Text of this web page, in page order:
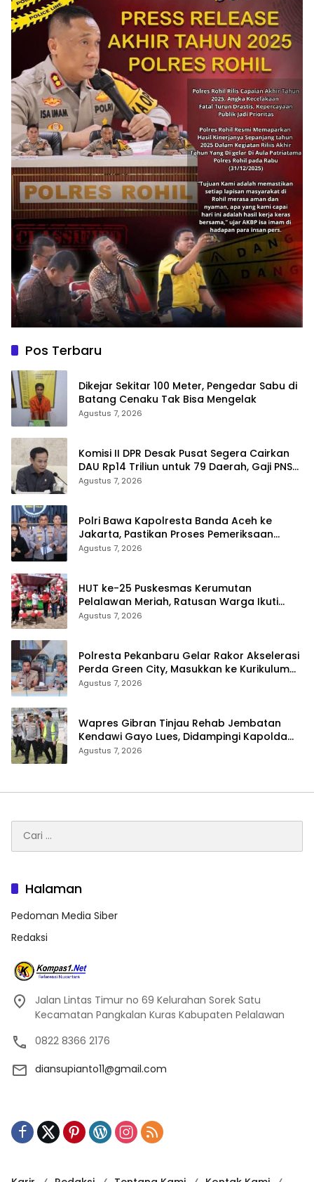
Pos Terbaru
Dikejar Sekitar 100 Meter, Pengedar Sabu di
Agustus 7, 2026
Komisi II DPR Desak Pusat Segera Cairkan
DAU Rp14 Triliun untuk 79 Daerah, Gaji PNS
Terancam Telat
Agustus 7, 2026
Polri Bawa Kapolresta Banda Aceh ke
Jakarta, Pastikan Proses Pemeriksaan
Profesional dan Transparan
Agustus 7, 2026
HUT ke-25 Puskesmas Kerumutan
Pelalawan Meriah, Ratusan Warga Ikuti
Jalan Santai dan Cek Kesehatan Gratis
Agustus 7, 2026
Polresta Pekanbaru Gelar Rakor Akselerasi
Perda Green City, Masukkan ke Kurikulum
Sekolah
Agustus 7, 2026
Wapres Gibran Tinjau Rehab Jembatan
Kendawi Gayo Lues, Didampingi Kapolda
Aceh
Agustus 7, 2026
untuk:
Halaman
Pedoman Media Siber
Redaksi
Jalan Lintas Timur no 69 Kelurahan Sorek Satu
Kecamatan Pangkalan Kuras Kabupaten Pelalawan
0822 8366 2176
diansupianto11@gmail.com